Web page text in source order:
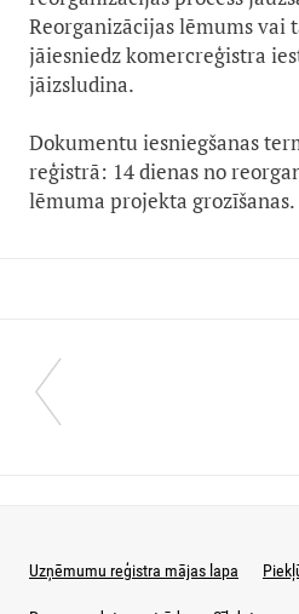
Reorganizācijas lēmums
jāiesniedz komercreģistra
jāizsludina.
Dokumentu iesniegšanas
reģistrā: 14 dienas no
lēmuma projekta grozīšanas.
Uzņēmumu reģistra mājas lapa